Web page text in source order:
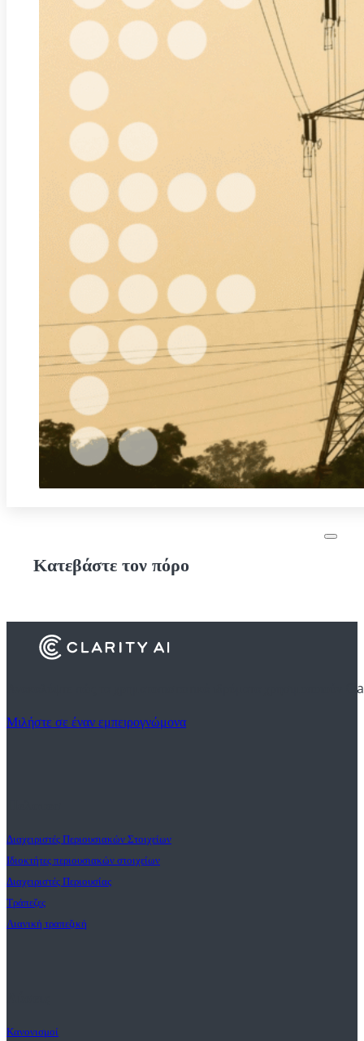
Κατεβάστε τον πόρο
Ανακαλύψτε πώς τα χρηματοπιστωτικά ιδρύματα χρησιμοποιούν
Μιλήστε σε έναν εμπειρογνώμονα
Διαχειριστές Περιουσιακών Στοιχείων
Ιδιοκτήτες περιουσιακών στοιχείων
Διαχειριστές Περιουσίας
Τράπεζες
Λιανική τραπεζική
Κανονισμοί